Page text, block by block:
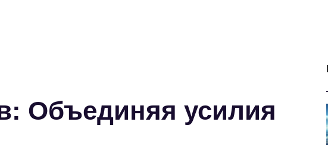
Объединяя усилия